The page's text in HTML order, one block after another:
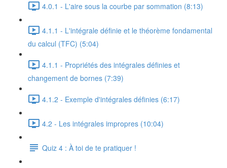
4.0.1 - L'aire sous la courbe par sommation (8:13)
4.1.1 - L'intégrale définie et le théorème fondamental
du calcul (TFC) (5:04)
4.1.1 - Propriétés des intégrales définies et
changement de bornes (7:39)
4.1.2 - Exemple d'intégrales définies (6:17)
4.2 - Les intégrales impropres (10:04)
Quiz 4 : À toi de te pratiquer !